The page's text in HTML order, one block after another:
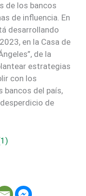
de los bancos
de influencia. En
desarrollando
en la Casa de
de la
estrategias
con los
bancos del país,
de